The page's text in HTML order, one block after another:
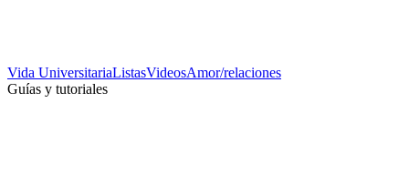
Vida UniversitariaListasVideosAmor/relaciones
Guías y tutoriales